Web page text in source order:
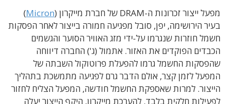
מפעל ייצור זכרונות ה-DRAM של חברת מייקרון ( Micron
)
בעיר הירושימה, יפן, סובל מפגיעה חמורה בייצור לאחר הפסקות
חשמל חוזרות שנגרמו על-ידי מזג האוויר הסוער והגשמים
הכבדים הפוקדים את האזור. אתמול (ג') החברה דיווחה
שהפסקות החשמל גרמו להפעלת פרוטוקול השבתה של
המפעל לזמן קצר, אולם הדבר גרם לפגיעה מתמשכת בתהליך
הייצור. למרות שאספקת החשמל חודשה, המפעל הצליח לחזור
לפעילות חלקית בלבד. להערכת מייקרון, היקף הייצור יעלה